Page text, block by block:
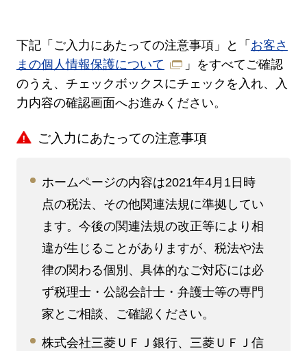
下記「ご入力にあたっての注意事項」と「 お客さ
まの個人情報保護について
」をすべてご確認
のうえ、チェックボックスにチェックを入れ、入
力内容の確認画面へお進みください。
ご入力にあたっての注意事項
ホームページの内容は2021年4月1日時
点の税法、その他関連法規に準拠してい
ます。今後の関連法規の改正等により相
違が生じることがありますが、税法や法
律の関わる個別、具体的なご対応には必
ず税理士・公認会計士・弁護士等の専門
家とご相談、ご確認ください。
株式会社三菱ＵＦＪ銀行、三菱ＵＦＪ信